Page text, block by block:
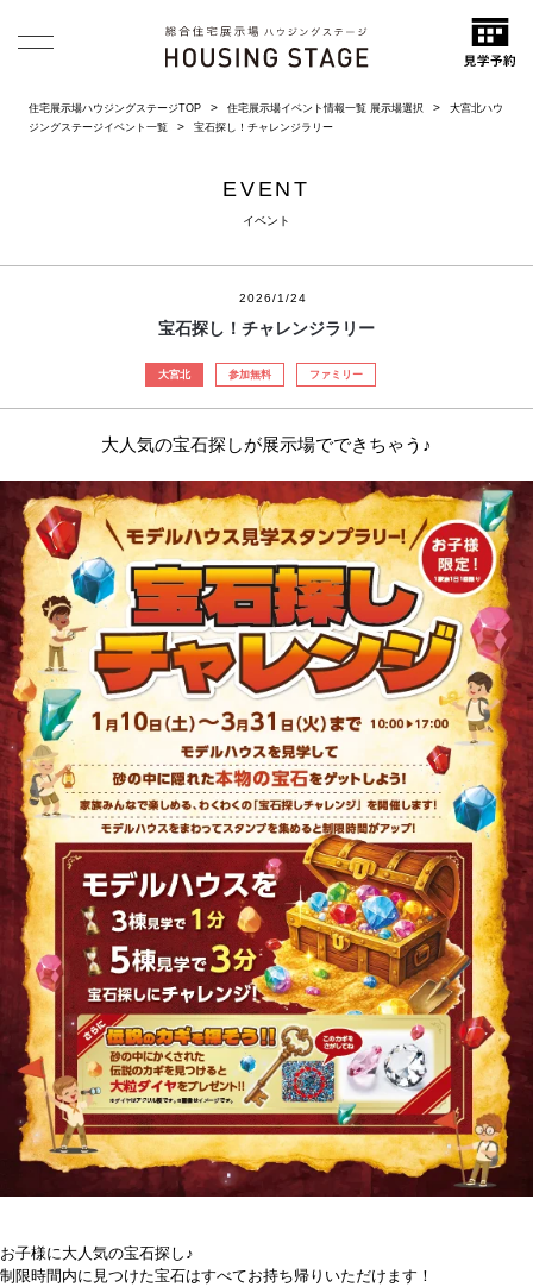
住宅展示場ハウジングステージTOP 住宅展示場イベント情報一覧 展示場選択
大宮北ハウ
ジングステージイベント一覧
宝石探し！チャレンジラリー
EVENT
イベント
2026/1/24
宝石探し！チャレンジラリー
大宮北 参加無料 ファミリー
大人気の宝石探しが展示場でできちゃう♪
お子様に大人気の宝石探し♪
制限時間内に見つけた宝石はすべてお持ち帰りいただけます！